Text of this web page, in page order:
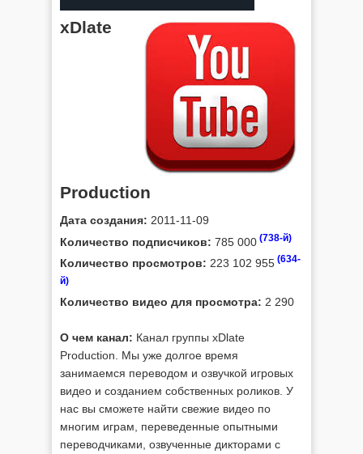
xDlate
Production
Дата создания: 2011-11-09
Количество подписчиков: 785 000 (738-й)
Количество просмотров: 223 102 955 (634-
й)
Количество видео для просмотра: 2 290
О чем канал: Канал группы xDlate
Production. Мы уже долгое время
занимаемся переводом и озвучкой игровых
видео и созданием собственных роликов. У
нас вы сможете найти свежие видео по
многим играм, переведенные опытными
переводчиками, озвученные дикторами с